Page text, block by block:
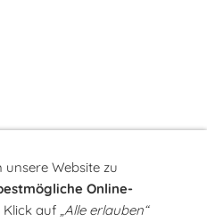
Website zu
Online-
Klick auf „Alle erlauben“